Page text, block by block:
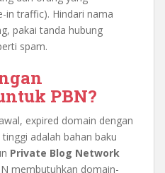
in traffic). Hindari nama
pakai tanda hubung
spam.
PBN?
expired domain dengan
adalah bahan baku
Private Blog Network
membutuhkan domain-